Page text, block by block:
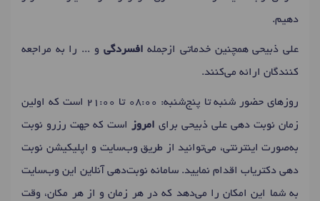
دهیم.
علی ذبیحی همچنین خدماتی ازجمله افسردگی و ... را به مراجعه
کنندگان ارائه می‌کنند.
روزهای حضور شنبه تا پنج‌شنبه: 08:00 تا 21:00 است که اولین
زمان نوبت دهی علی ذبیحی برای امروز است که جهت رزرو نوبت
به‌صورت اینترنتی، می‌توانید از طریق وب‌سایت و اپلیکیشن نوبت
دهی دکتریاب اقدام نمایید. سامانه نوبت‌دهی آنلاین این وب‌سایت
به شما این امکان را می‌دهد که در هر زمان و از هر مکان، وقت